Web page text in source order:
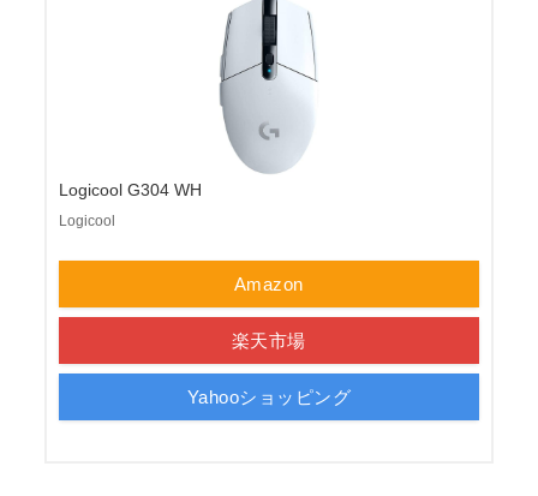
Logicool G304 WH
Logicool
Amazon
楽天市場
Yahooショッピング